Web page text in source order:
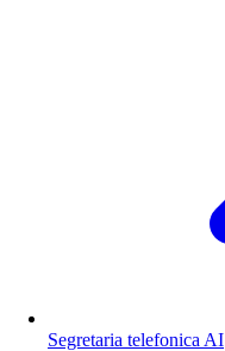
Segretaria telefonica AI